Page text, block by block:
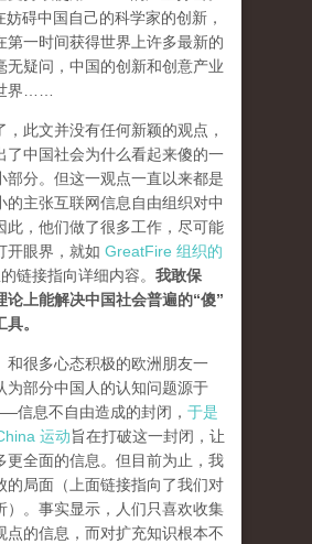
妨碍中国自己的科学家的创新，
第一时间获得世界上许多最新的
无疑问，中国的创新和创意产业
界……
，此文并没有任何新颖的观点，
了中国社会为什么看起来傻的一
部分。但这一观点一直以来都是
的主张互联网信息自由组织对中
此，他们做了很多工作，尽可能
开眼界，就如 GreatFire 组织的
链接指向详细内容。 我敢保
论上能解决中国社会普遍的“傻”
。
和很多心态积极的欧洲朋友一
为部分中国人的认知问题源于
信息不自由造成的封闭， 于是
运动旨在打破这一封闭，让
更全面的信息。但目前为止，我
的局面（ 上面链接指向了我们对
）。事实显示，人们只喜欢收集
点的信息，而对扩充知识根本不